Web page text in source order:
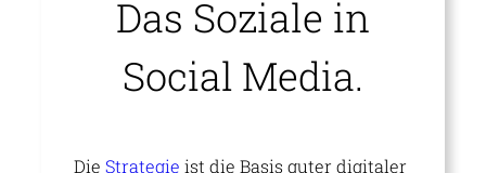
Das Soziale in
Social Media.
Die Strategie ist die Basis guter digitaler